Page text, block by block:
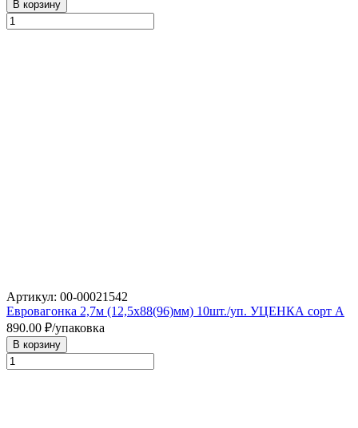
В корзину
Артикул: 00-00021542
Евровагонка 2,7м (12,5х88(96)мм) 10шт./уп. УЦЕНКА сорт А
890.00 ₽/упаковка
В корзину